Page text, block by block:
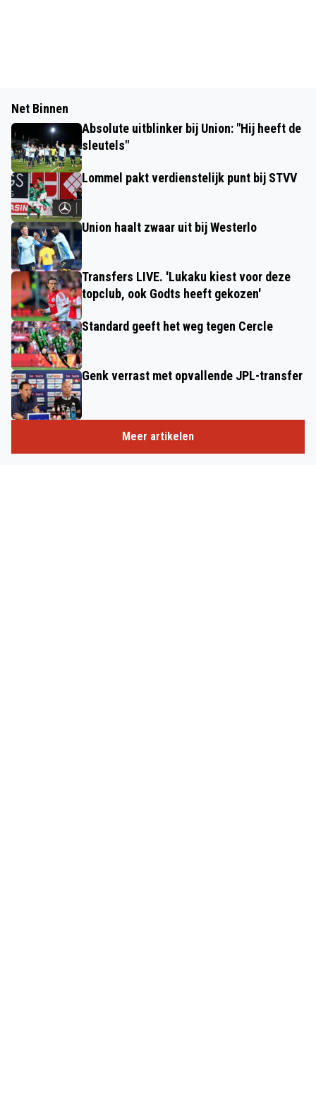
Net Binnen
Absolute uitblinker bij Union: "Hij heeft de
sleutels"
Lommel pakt verdienstelijk punt bij STVV
Union haalt zwaar uit bij Westerlo
Transfers LIVE. 'Lukaku kiest voor deze
topclub, ook Godts heeft gekozen'
Standard geeft het weg tegen Cercle
Genk verrast met opvallende JPL-transfer
Meer artikelen